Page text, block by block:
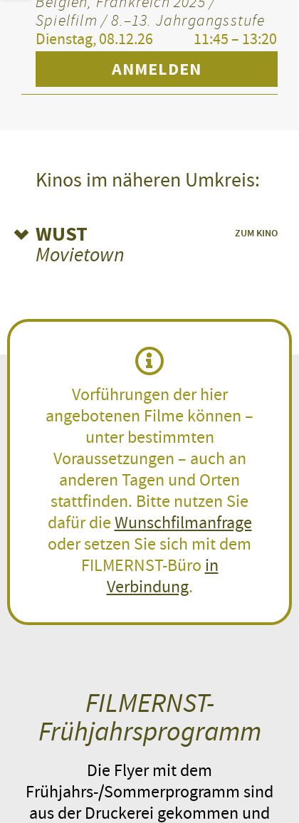
Spielfilm / 8.–13. Jahrgangsstufe
Dienstag, 08.12.26
11:45 – 13:20
ANMELDEN
Kinos im näheren Umkreis:
ZUM KINO
WUST
Movietown
Deutschland 2026 / Spielfilm / 1.–
Mittwoch, 30.09.26
ANMELDEN
PLITSCH PLATSCH FOREVER!
Schweiz 2026 / Spielfilm / 3.–5.
Jahrgangsstufe
Mittwoch, 30.09.26
09:45 – 11:10
ANMELDEN
Dänemark 2025 / Spielfilm / 5.–7.
Jahrgangsstufe
Belgien, Frankreich 2025 /
Spielfilm / 8.–13. Jahrgangsstufe
Mittwoch, 30.09.26
11:45 – 13:20
ANMELDEN
PLITSCH PLATSCH FOREVER!
Vorführungen der hier
angebotenen Filme können –
unter bestimmten
Voraussetzungen – auch an
anderen Tagen und Orten
stattfinden. Bitte nutzen Sie
dafür dieWunschfilmanfrage
oder setzen Sie sich mit dem
FILMERNST-Büro in
Verbindung.
FILMERNST-
Frühjahrsprogramm
Die Flyer mit dem
Frühjahrs-/Sommerprogramm sind
aus der Druckerei gekommen und